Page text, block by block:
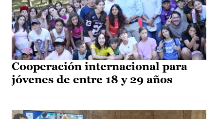
Cooperación internacional para
jóvenes de entre 18 y 29 años